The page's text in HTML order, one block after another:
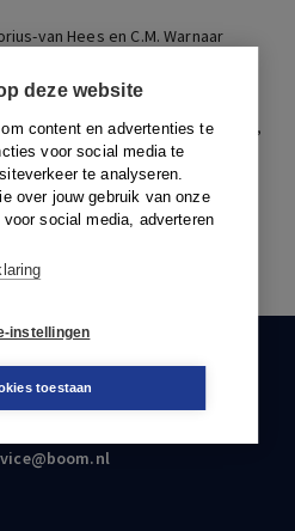
deze website
content en advertenties te
voor social media te
te analyseren.
over jouw gebruik van onze
social media, adverteren
instellingen
toestaan
van Hees en C.M. Warnaar
waarde, verzorgingshuis,